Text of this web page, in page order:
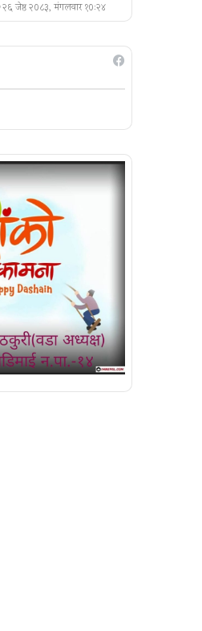
२६ जेष्ठ २०८३, मंगलवार १०:२४